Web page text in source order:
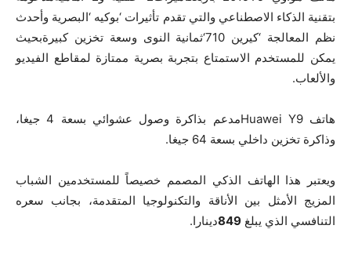
بتقنية الذكاء الاصطناعي والتي تقدم تأثيرات ‘بوكيه ‘البصرية وأحدث
نظم المعالجة ‘كيرين 710‘ثمانية النوى وسعة تخزين كبيرةبحيث
يمكن للمستخدم الاستمتاع بتجربة بصرية ممتازة لمقاطع الفيديو
والألعاب.
هاتف Huawei Y9مدعم بذاكرة وصول عشوائي بسعة 4 جيغا،
وذاكرة تخزين داخلي بسعة 64 جيغا.
ويعتبر هذا الهاتف الذكي المصمم خصيصاً للمستخدمين الشباب
المزيج الأمثل بين الأناقة والتكنولوجيا المتقدمة، بجانب سعره
التنافسي الذي يبلغ 849دينارا.